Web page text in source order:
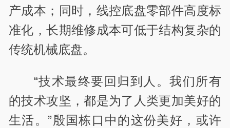
产成本；同时，线控底盘零部件高度标
准化，长期维修成本可低于结构复杂的
传统机械底盘。
“技术最终要回归到人。我们所有
的技术攻坚，都是为了人类更加美好的
生活。”殷国栋口中的这份美好，或许